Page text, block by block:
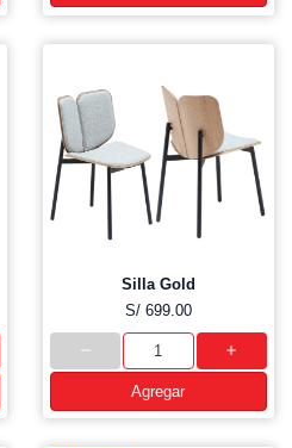
Silla Gold
S/ 699.00
Agregar